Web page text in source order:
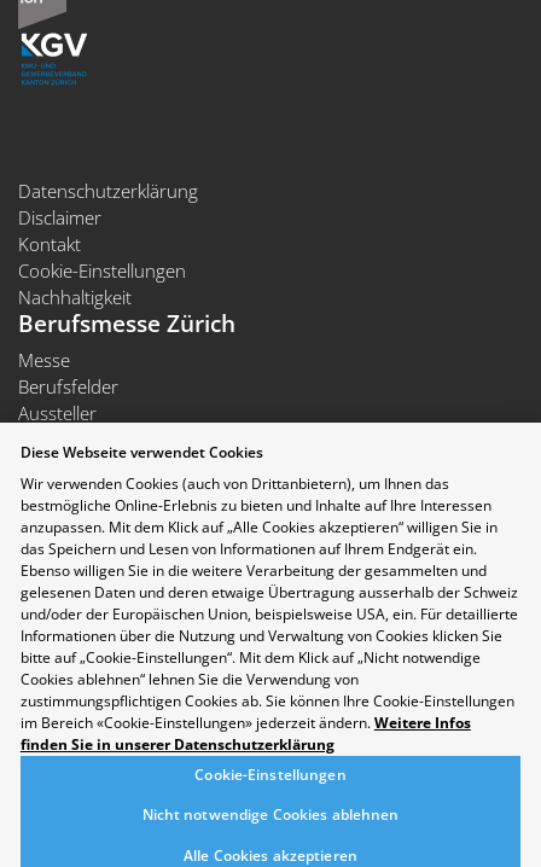
Datenschutzerklärung
Disclaimer
Kontakt
Cookie-Einstellungen
Nachhaltigkeit
Berufsmesse Zürich
Messe
Berufsfelder
Aussteller
Medienmitteilungen
Für Aussteller
Auf- und Abbauzeiten
Die Räumlichkeiten der Messe Zürich sind rollstuhlgängig.
Folgen Sie uns auf Social Media
Diese Webseite verwendet Cookies
Wir verwenden Cookies (auch von Drittanbietern), um Ihnen das
bestmögliche Online-Erlebnis zu bieten und Inhalte auf Ihre Interessen
anzupassen. Mit dem Klick auf „Alle Cookies akzeptieren“ willigen Sie in
das Speichern und Lesen von Informationen auf Ihrem Endgerät ein.
Ebenso willigen Sie in die weitere Verarbeitung der gesammelten und
gelesenen Daten und deren etwaige Übertragung ausserhalb der Schweiz
und/oder der Europäischen Union, beispielsweise USA, ein. Für detaillierte
Informationen über die Nutzung und Verwaltung von Cookies klicken Sie
bitte auf „Cookie-Einstellungen“. Mit dem Klick auf „Nicht notwendige
Cookies ablehnen“ lehnen Sie die Verwendung von
zustimmungspflichtigen Cookies ab. Sie können Ihre Cookie-Einstellungen
im Bereich «Cookie-Einstellungen» jederzeit ändern.Weitere Infos
finden Sie in unserer Datenschutzerklärung
Cookie-Einstellungen
Nicht notwendige Cookies ablehnen
Alle Cookies akzeptieren